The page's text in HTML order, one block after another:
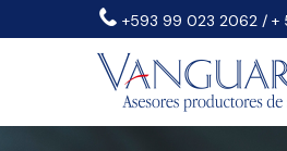
+593 99 023 2062 /